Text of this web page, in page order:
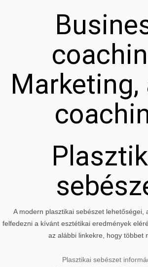
Marketing,
A modern plasztikai sebészet lehetőségei,
felfedezni a kívánt esztétikai eredmények
az alábbi linkekre, hogy többet
Plasztikai sebészet